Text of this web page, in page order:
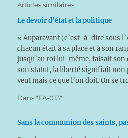
Articles similaires
Le devoir d’état et la politique
« Auparavant (c’est-à-dire sous
chacun était à sa place et à son
jusqu’au roi lui-même, faisait
son statut, la liberté signifiait non
veut mais ce que l’on doit. On se
Dans "FA-013"
Sans la communion des saints,